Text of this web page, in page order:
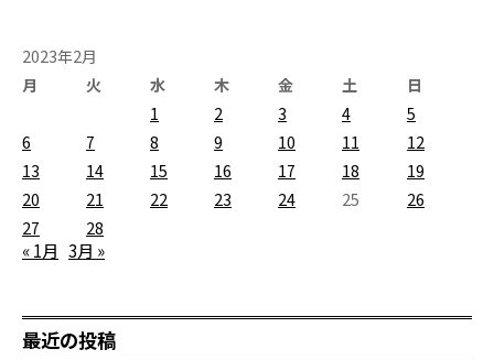
2023年2月
月
火 水 木 金 土
日
1
2 3 4
5
6
7 8 9 10 11
12
13
14 15 16 17 18
19
20
21 22 23 24 25
26
27
28
« 1月 3月 »
最近の投稿